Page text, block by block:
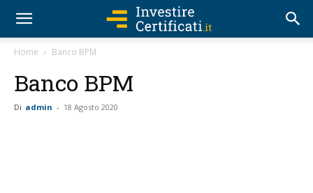
Home Banco BPM
Banco BPM
Di admin - 18 Agosto 2020